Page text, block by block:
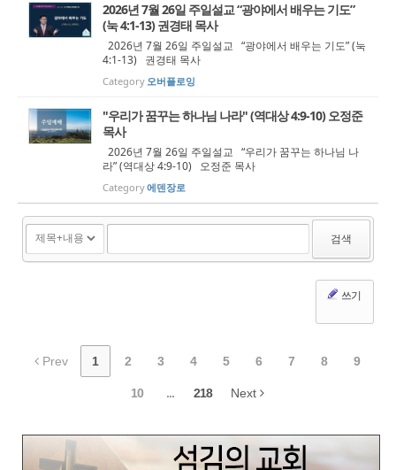
2026년 7월 26일 주일설교 “광야에서 배우는 기도”
(눅 4:1-13) 권경태 목사
2026년 7월 26일 주일설교 “광야에서 배우는 기도” (눅
4:1-13) 권경태 목사
Category오버플로잉
"우리가 꿈꾸는 하나님 나라" (역대상 4:9-10) 오정준
목사
2026년 7월 26일 주일설교 “우리가 꿈꾸는 하나님 나
라” (역대상 4:9-10) 오정준 목사
Category에덴장로
검색
쓰기
Prev 1 2 3 4 5 6 7 8 9
10 ... 218 Next